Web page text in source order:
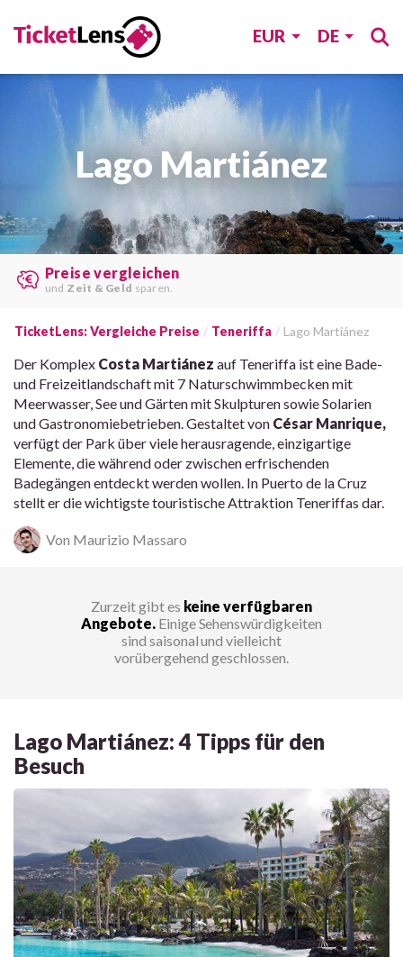
EUR DE
Lago Martiánez
Die besten Angebote
von verschiedenen Webseiten
TicketLens: Vergleiche Preise Teneriffa Lago Martiánez
Der Komplex Costa Martiánez auf Teneriffa ist eine Bade-
und Freizeitlandschaft mit 7 Naturschwimmbecken mit
Meerwasser, See und Gärten mit Skulpturen sowie Solarien
und Gastronomiebetrieben. Gestaltet von César Manrique,
verfügt der Park über viele herausragende, einzigartige
Elemente, die während oder zwischen erfrischenden
Badegängen entdeckt werden wollen. In Puerto de la Cruz
stellt er die wichtigste touristische Attraktion Teneriffas dar.
Von Maurizio Massaro
Zurzeit gibt es keine verfügbaren
Angebote.Einige Sehenswürdigkeiten
sind saisonal und vielleicht
vorübergehend geschlossen.
Lago Martiánez: 4 Tipps für den
Besuch